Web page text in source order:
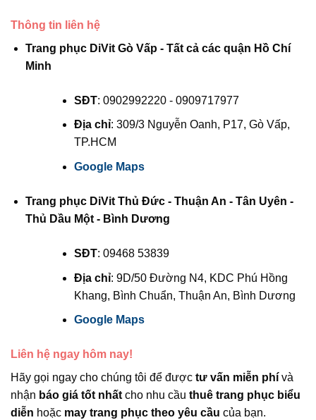
Thông tin liên hệ
Trang phục DiVit Gò Vấp - Tất cả các quận Hồ Chí
Minh
SĐT: 0902992220 - 0909717977
Địa chỉ: 309/3 Nguyễn Oanh, P17, Gò Vấp,
TP.HCM
Google Maps
Trang phục DiVit Thủ Đức - Thuận An - Tân Uyên -
Thủ Dầu Một - Bình Dương
SĐT: 09468 53839
Địa chỉ: 9D/50 Đường N4, KDC Phú Hồng
Khang, Bình Chuẩn, Thuận An, Bình Dương
Google Maps
Liên hệ ngay hôm nay!
Hãy gọi ngay cho chúng tôi để được tư vấn miễn phí và
nhận báo giá tốt nhất cho nhu cầu thuê trang phục biểu
diễn hoặc may trang phục theo yêu cầu của bạn.